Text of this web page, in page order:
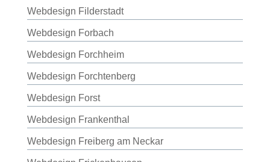
Webdesign Filderstadt
Webdesign Forbach
Webdesign Forchheim
Webdesign Forchtenberg
Webdesign Forst
Webdesign Frankenthal
Webdesign Freiberg am Neckar